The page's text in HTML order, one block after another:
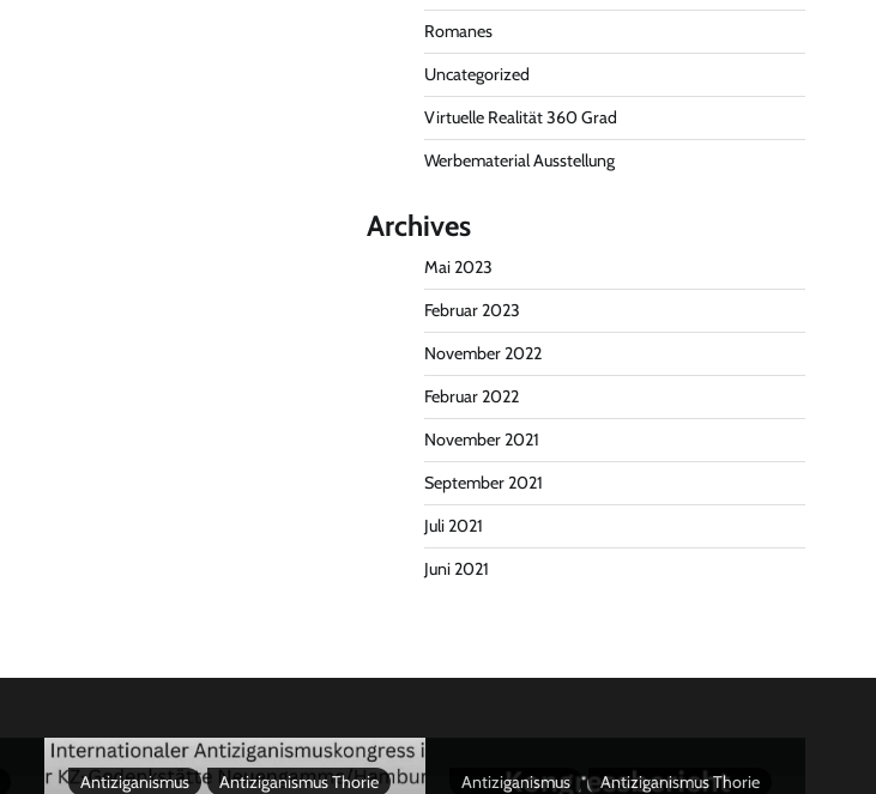
Romanes
Uncategorized
Virtuelle Realität 360 Grad
Werbematerial Ausstellung
Archives
Mai 2023
Februar 2023
November 2022
Februar 2022
November 2021
September 2021
Juli 2021
Juni 2021
Antiziganismus
Antiziganismus Thorie
Antiziganismus
Antiziganismus Thorie